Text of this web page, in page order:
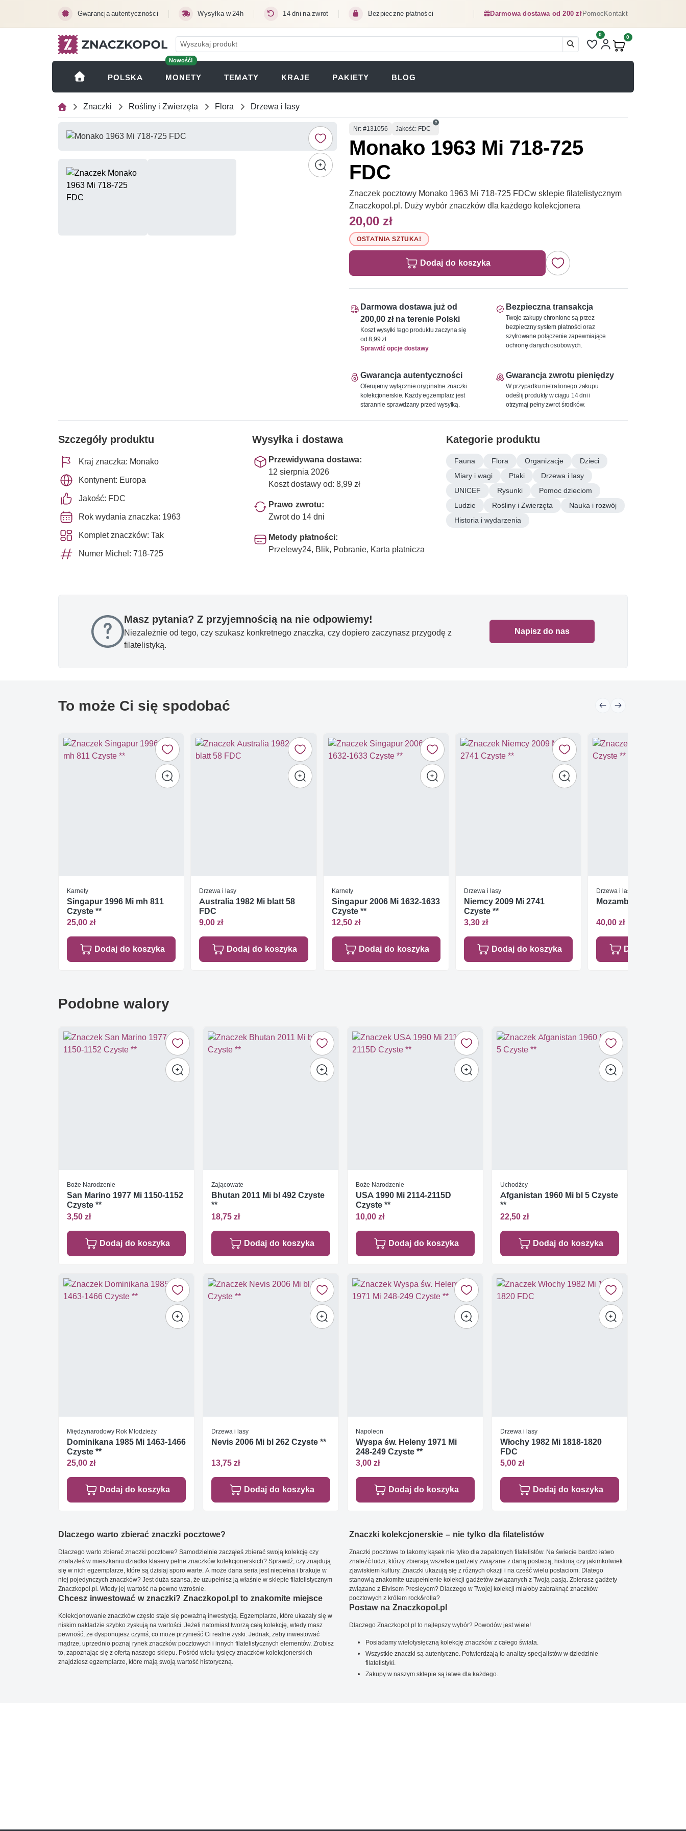
Gwarancja autentyczności Wysyłka w 24h 14 dni na zwrot Bezpieczne płatności Darmowa dostawa od 200 złPomocKontakt
Liczba pozycji na liście
0
Produkty w koszyku:
0
POLSKA
Nowość!
MONETY (OTWIERA SIĘ W NOWEJ KARCIE)
TEMATY KRAJE PAKIETY BLOG
Znaczki Rośliny i Zwierzęta Flora Drzewa i lasy
Numer
Nr: #131056 Jakość: FDC
Monako 1963 Mi 718-725
FDC
Znaczek pocztowy Monako 1963 Mi 718-725 FDCw sklepie filatelistycznym
Znaczkopol.pl. Duży wybór znaczków dla każdego kolekcjonera
20,00 zł
OSTATNIA SZTUKA!
Dodaj do koszyka
Darmowa dostawa już od
200,00 zł na terenie Polski
Koszt wysyłki tego produktu zaczyna się
od 8,99 zł
Sprawdź opcje dostawy
Bezpieczna transakcja
Twoje zakupy chronione są przez
bezpieczny system płatności oraz
szyfrowane połączenie zapewniające
ochronę danych osobowych.
Gwarancja autentyczności
Oferujemy wyłącznie oryginalne znaczki
kolekcjonerskie. Każdy egzemplarz jest
starannie sprawdzany przed wysyłką.
Gwarancja zwrotu pieniędzy
W przypadku nietrafionego zakupu
odeślij produkty w ciągu 14 dni i
otrzymaj pełny zwrot środków.
Szczegóły produktu
Kraj znaczka: Monako
Kontynent: Europa
Jakość: FDC
Rok wydania znaczka: 1963
Komplet znaczków: Tak
Numer Michel: 718-725
Wysyłka i dostawa
Przewidywana dostawa:
12 sierpnia 2026
Koszt dostawy od: 8,99 zł
Prawo zwrotu:
Zwrot do 14 dni
Metody płatności:
Przelewy24, Blik, Pobranie, Karta płatnicza
Kategorie produktu
Fauna Flora Organizacje
Dzieci
Miary i wagi
Ptaki
Drzewa i lasy
UNICEF
Rysunki
Pomoc dzieciom
Ludzie
Rośliny i Zwierzęta
Nauka i rozwój
Historia i wydarzenia
Masz pytania? Z przyjemnością na nie odpowiemy!
Niezależnie od tego, czy szukasz konkretnego znaczka, czy dopiero zaczynasz przygodę z
filatelistyką.
Napisz do nas
To może Ci się spodobać
Karnety
Singapur 1996 Mi mh 811
Czyste **
25,00 zł
Dodaj do koszyka
Drzewa i lasy
Australia 1982 Mi blatt 58
FDC
9,00 zł
Dodaj do koszyka
Karnety
Singapur 2006 Mi 1632-1633
Czyste **
12,50 zł
Dodaj do koszyka
Drzewa i lasy
Niemcy 2009 Mi 2741
Czyste **
3,30 zł
Dodaj do koszyka
Drzewa i lasy
Mozambik 2011 Czyste
40,00 zł
Dodaj do
Podobne walory
Boże Narodzenie
San Marino 1977 Mi 1150-1152
Czyste **
3,50 zł
Dodaj do koszyka
Zającowate
Bhutan 2011 Mi bl 492 Czyste
**
18,75 zł
Dodaj do koszyka
Boże Narodzenie
USA 1990 Mi 2114-2115D
Czyste **
10,00 zł
Dodaj do koszyka
Uchodźcy
Afganistan 1960 Mi bl 5 Czyste
**
22,50 zł
Dodaj do koszyka
Międzynarodowy Rok Młodzieży
Dominikana 1985 Mi 1463-1466
Czyste **
25,00 zł
Dodaj do koszyka
Drzewa i lasy
Nevis 2006 Mi bl 262 Czyste **
13,75 zł
Dodaj do koszyka
Napoleon
Wyspa św. Heleny 1971 Mi
248-249 Czyste **
3,00 zł
Dodaj do koszyka
Drzewa i lasy
Włochy 1982 Mi 1818-1820
FDC
5,00 zł
Dodaj do koszyka
Dlaczego warto zbierać znaczki pocztowe?
Dlaczego warto zbierać znaczki pocztowe? Samodzielnie zacząłeś zbierać swoją kolekcję czy
znalazłeś w mieszkaniu dziadka klasery pełne znaczków kolekcjonerskich? Sprawdź, czy znajdują
się w nich egzemplarze, które są dzisiaj sporo warte. A może dana seria jest niepełna i brakuje w
niej pojedynczych znaczków? Jest duża szansa, że uzupełnisz ją właśnie w sklepie filatelistycznym
Znaczkopol.pl. Wtedy jej wartość na pewno wzrośnie.
Chcesz inwestować w znaczki? Znaczkopol.pl to znakomite miejsce
Kolekcjonowanie znaczków często staje się poważną inwestycją. Egzemplarze, które ukazały się w
niskim nakładzie szybko zyskują na wartości. Jeżeli natomiast tworzą całą kolekcję, wtedy masz
pewność, że dysponujesz czymś, co może przynieść Ci realne zyski. Jednak, żeby inwestować
mądrze, uprzednio poznaj rynek znaczków pocztowych i innych filatelistycznych elementów. Zrobisz
to, zapoznając się z ofertą naszego sklepu. Pośród wielu tysięcy znaczków kolekcjonerskich
znajdziesz egzemplarze, które mają swoją wartość historyczną.
Znaczki kolekcjonerskie – nie tylko dla filatelistów
Znaczki pocztowe to łakomy kąsek nie tylko dla zapalonych filatelistów. Na świecie bardzo łatwo
znaleźć ludzi, którzy zbierają wszelkie gadżety związane z daną postacią, historią czy jakimkolwiek
zjawiskiem kultury. Znaczki ukazują się z różnych okazji i na cześć wielu postaciom. Dlatego
stanowią znakomite uzupełnienie kolekcji gadżetów związanych z Twoją pasją. Zbierasz gadżety
związane z Elvisem Presleyem? Dlaczego w Twojej kolekcji miałoby zabraknąć znaczków
pocztowych z królem rock&rolla?
Postaw na Znaczkopol.pl
Dlaczego Znaczkopol.pl to najlepszy wybór? Powodów jest wiele!
Posiadamy wielotysięczną kolekcję znaczków z całego świata.
Wszystkie znaczki są autentyczne. Potwierdzają to analizy specjalistów w dziedzinie
filatelistyki.
Zakupy w naszym sklepie są łatwe dla każdego.